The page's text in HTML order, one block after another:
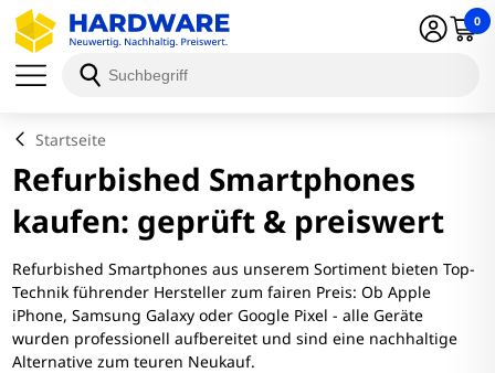
0
Startseite
Refurbished Smartphones
kaufen: geprüft & preiswert
Refurbished Smartphones aus unserem Sortiment bieten Top-
Technik führender Hersteller zum fairen Preis: Ob Apple
iPhone, Samsung Galaxy oder Google Pixel - alle Geräte
wurden professionell aufbereitet und sind eine nachhaltige
Alternative zum teuren Neukauf.